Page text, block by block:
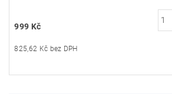
999 Kč
825,62 Kč bez DPH